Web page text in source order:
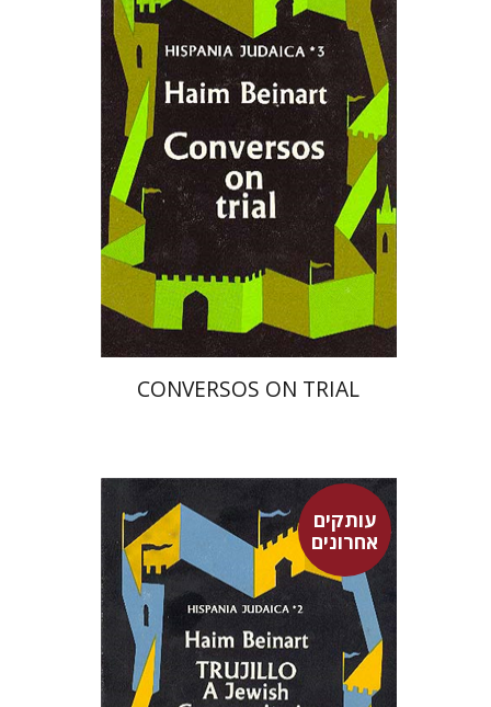
חיים ביינארט
הנחת אתר ספר מודפס
$52
$47
CONVERSOS ON TRIAL
עותקים
אחרונים
חיים ביינארט